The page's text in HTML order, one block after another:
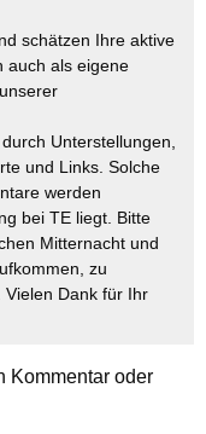
schätzen Ihre aktive
auch als eigene
Unterstellungen,
und Links. Solche
werden
bei TE liegt. Bitte
Mitternacht und
zu
Dank für Ihr
Kommentar oder